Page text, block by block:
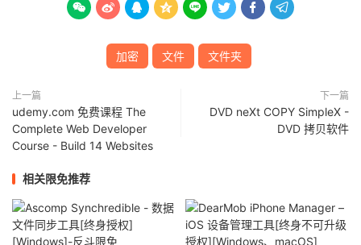
       
加密 文件 文件夹
上一篇
udemy.com 免费课程 The
Complete Web Developer
Course - Build 14 Websites
下一篇
DVD neXt COPY SimpleX -
DVD 拷贝软件
相关限免推荐